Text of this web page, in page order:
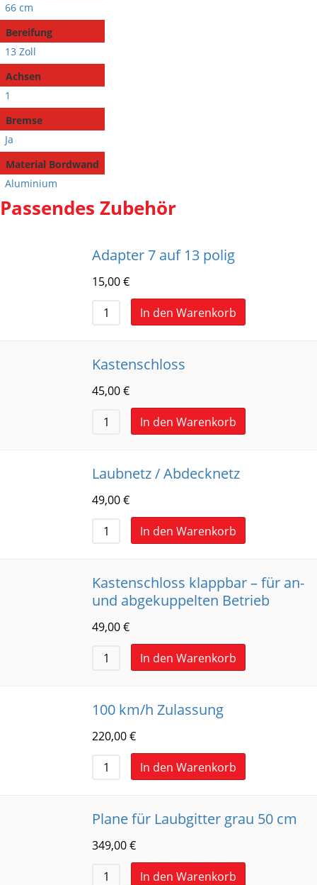
66 cm
Bereifung
13 Zoll
Achsen
1
Bremse
Ja
Material Bordwand
Aluminium
Passendes Zubehör
Adapter 7 auf 13 polig
15,00€
In den Warenkorb
Kastenschloss
45,00€
In den Warenkorb
Laubnetz / Abdecknetz
49,00€
In den Warenkorb
Kastenschloss klappbar – für an-
und abgekuppelten Betrieb
49,00€
In den Warenkorb
100 km/h Zulassung
220,00€
In den Warenkorb
Plane für Laubgitter grau 50 cm
349,00€
In den Warenkorb